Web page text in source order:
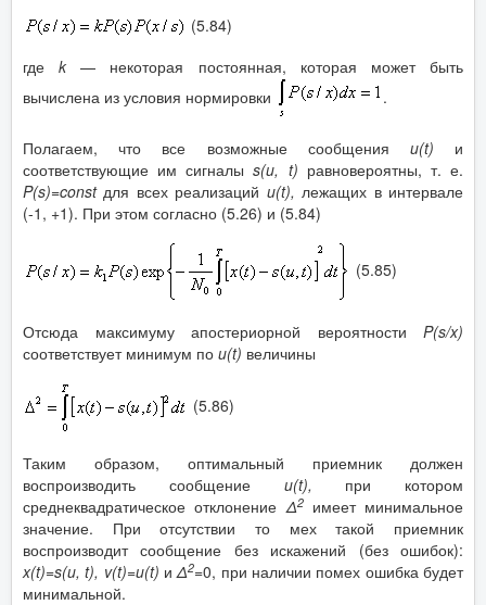
(5.84)
гдеk — некоторая постоянная, которая может быть
вычислена из условия нормировки
.
Полагаем, что все возможные сообщения u(t) и
соответствующие им сигналыs(u, t) равновероятны, т. е.
P(s)=constдля всех реализаций u(t), лежащих в интервале
(-1, +1). При этом согласно (5.26) и (5.84)
(5.85)
Отсюда максимуму апостериорной вероятности P(s/x)
соответствует минимум по u(t) величины
(5.86)
Таким образом, оптимальный приемник должен
воспроизводить сообщение u(t), при котором
среднеквадратическое отклонение Δ2имеет минимальное
значение. При отсутствии то мех такой приемник
воспроизводит сообщение без искажений (без ошибок):
x(t)=s(u,t), v(t)=u(t) иΔ2=0, при наличии помех ошибка будет
минимальной.